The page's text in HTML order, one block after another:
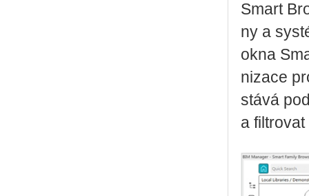
Smart
ny a
okna
ni­za­ce
stá­vá
a